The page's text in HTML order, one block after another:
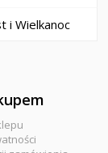
i Wielkanoc